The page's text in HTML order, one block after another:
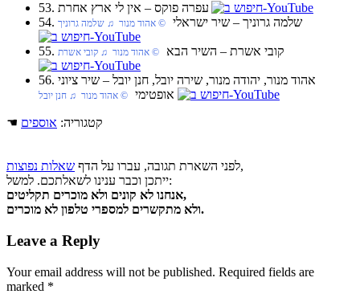
53. עפרה פוקס‏ – אין לי ארץ אחרת
54. שלמה גרוניך‏ – שיר ישראלי ‏ © אהוד מנור‏ ♫ שלמה גרוניך
55. קובי אשרת‏ – השיר הבא ‏ © אהוד מנור‏ ♫ קובי אשרת
56. אהוד מנור, יהודה מנור, שירה יובל, חנן יובל‏ – שיר ציוני
אופטימי ‏ © אהוד מנור‏ ♫ חנן יובל
☚ קטגוריה: אוספים
לפני השארת תגובה, עברו על הדף שאלות נפוצות
,
ייתכן וכבר ענינו לשאלתכם. למשל:
אנחנו לא קונים ולא מוכרים תקליטים,
ולא מתקשרים למספרי טלפון לא מוכרים.
Leave a Reply
Your email address will not be published. Required fields are
marked *